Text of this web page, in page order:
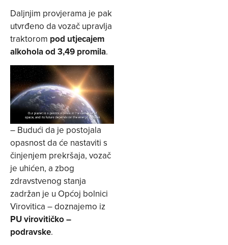
Daljnjim provjerama je pak
utvrđeno da vozač upravlja
traktorom pod utjecajem
alkohola od 3,49 promila.
– Budući da je postojala
opasnost da će nastaviti s
činjenjem prekršaja, vozač
je uhićen, a zbog
zdravstvenog stanja
zadržan je u Općoj bolnici
Virovitica – doznajemo iz
PU virovitičko –
podravske.